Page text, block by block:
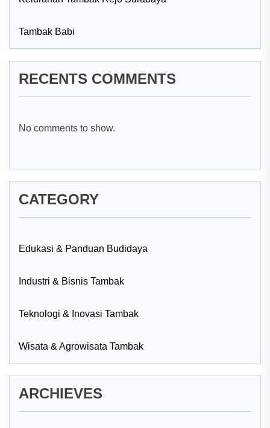
Tambak Babi
RECENTS COMMENTS
No comments to show.
CATEGORY
Edukasi & Panduan Budidaya
Industri & Bisnis Tambak
Teknologi & Inovasi Tambak
Wisata & Agrowisata Tambak
ARCHIEVES